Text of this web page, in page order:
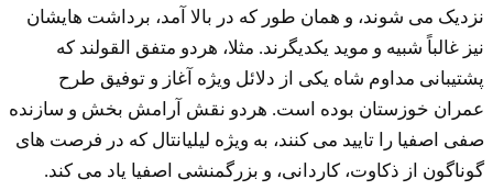
نزدیک می شوند، و همان طور که در بالا آمد، برداشت هایشان
نیز غالباً شبیه و موید یکدیگرند. مثلا، هردو متفق القولند که
پشتیبانی مداوم شاه یکی از دلائل ویژه آغاز و توفیق طرح
عمران خوزستان بوده است. هردو نقش آرامش بخش و سازنده
صفی اصفیا را تایید می کنند، به ویژه لیلیانتال که در فرصت های
گوناگون از ذکاوت، کاردانی، و بزرگمنشی اصفیا یاد می کند.